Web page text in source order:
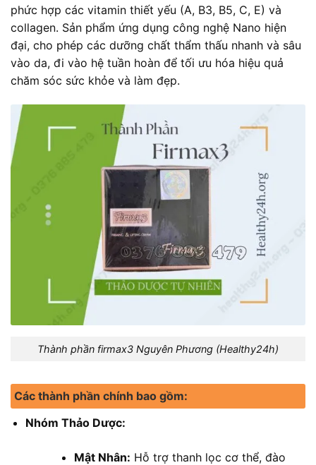
phức hợp các vitamin thiết yếu (A, B3, B5, C, E) và
collagen. Sản phẩm ứng dụng công nghệ Nano hiện
đại, cho phép các dưỡng chất thẩm thấu nhanh và sâu
vào da, đi vào hệ tuần hoàn để tối ưu hóa hiệu quả
chăm sóc sức khỏe và làm đẹp.
Thành phần firmax3 Nguyên Phương (Healthy24h)
Các thành phần chính bao gồm:
Nhóm Thảo Dược:
Mật Nhân: Hỗ trợ thanh lọc cơ thể, đào